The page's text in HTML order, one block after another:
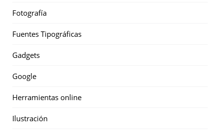
Fotografía
Fuentes Tipográficas
Gadgets
Google
Herramientas online
Ilustración